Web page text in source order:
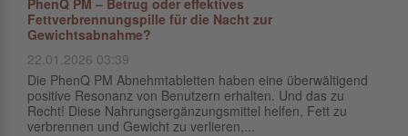
PhenQ PM – Betrug oder effektives
Fettverbrennungspille für die Nacht zur
Gewichtsabnahme?
22.01.2026 03:39
Die PhenQ PM Abnehmtabletten haben eine überwältigend
positive Resonanz von Benutzern erhalten. Und das zu
Recht! Diese Nahrungsergänzungsmittel helfen, Fett zu
verbrennen und Gewicht zu verlieren,...